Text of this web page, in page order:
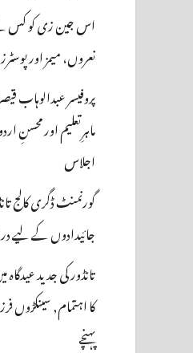
اس جین زی کو کس
نعروں، میمز اور
پروفیسر عبدالوہاب
ماہرِتعلیم اور محسنِ
اجلاس
گورنمنٹ ڈگری کالج
جائیدادوں کے لیے
تانڈور کی جدید
کا اہتمام, سینکڑوں
پہنچے